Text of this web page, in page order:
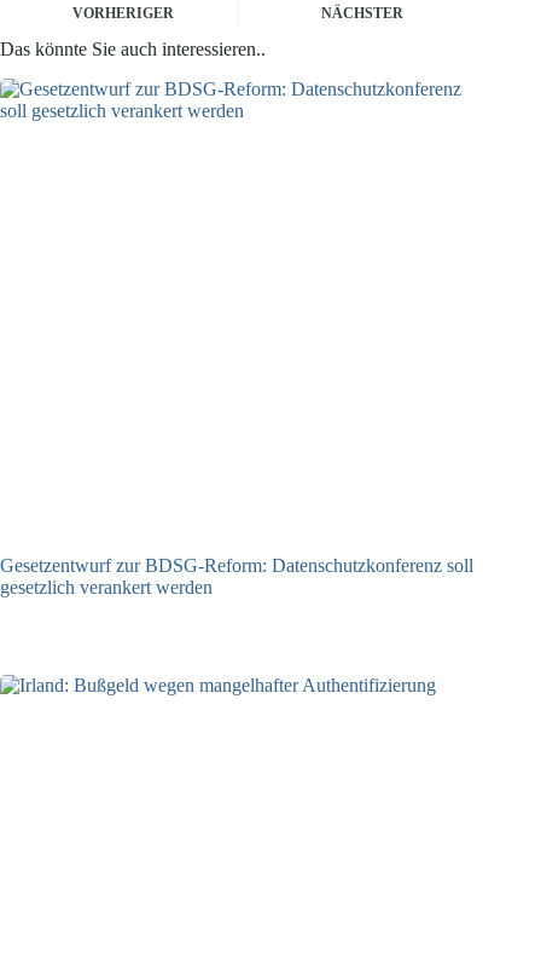
VORHERIGER NÄCHSTER
Das könnte Sie auch interessieren..
Gesetzentwurf zur BDSG-Reform: Datenschutzkonferenz soll
gesetzlich verankert werden